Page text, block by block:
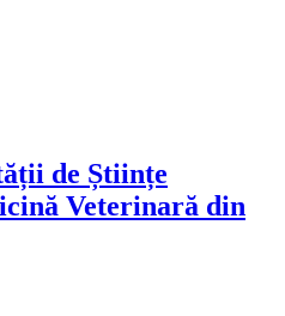
de Științe
Veterinară din